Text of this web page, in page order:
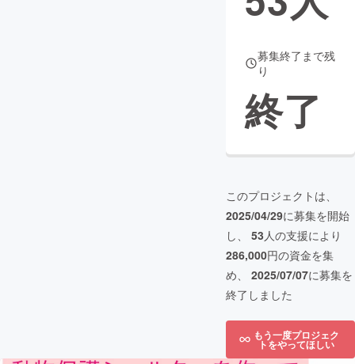
募集終了まで残
り
終了
このプロジェクトは、
2025/04/29に募集を開始
し、 53人の支援により
286,000円の資金を集
め、 2025/07/07に募集を
終了しました
もう一度プロジェク
トをやってほしい